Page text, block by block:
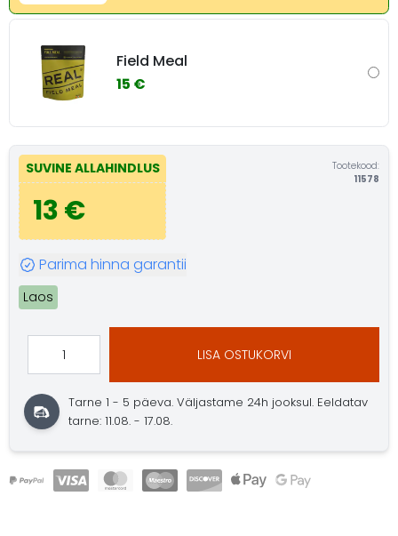
Field Meal
15 €
SUVINE ALLAHINDLUS
13 €
Tootekood:
11578
Parima hinna garantii
Laos
LISA OSTUKORVI
Tarne 1 - 5 päeva.Väljastame 24h jooksul. Eeldatav
tarne: 11.08. - 17.08.